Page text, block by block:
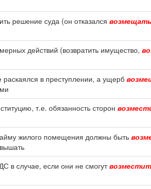
решение суда (он отказался возмещать
действий (возвратить имущество,
в преступлении, а ущерб
т.е. обязанность сторон
жилого помещения должны быть
в случае, если они не смогут